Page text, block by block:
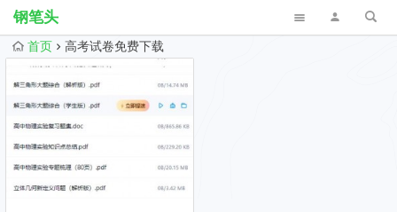
钢笔头
首页 高考试卷免费下载